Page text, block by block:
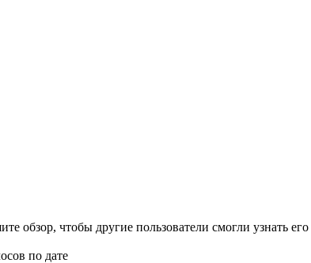
обзор, чтобы другие пользователи смогли узнать
по дате